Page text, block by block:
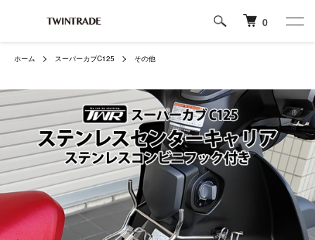
0
ホーム スーパーカブC125 その他